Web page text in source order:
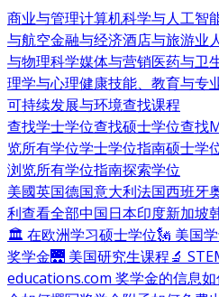
商业与管理计算机科学与人工智
与航空金融与经济酒店与旅游业
与物理科学媒体与营销医药与卫
理学与心理健康技能、教育与专
可持续发展与环境查找课程
查找学士学位查找硕士学位查找
览所有学位学士学位指南硕士学
浏览所有学位指南探索学位
美國英国德国意大利法国西班牙
利查看全部中国日本印度新加坡
🏛 在欧洲学习硕士学位🗽 美国
奖学金🌉 美国研究生课程🔬
educations.com 奖学金的信息